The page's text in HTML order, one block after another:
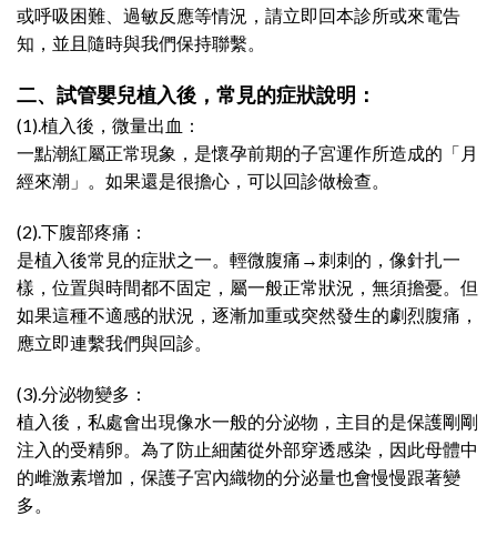
或呼吸困難、過敏反應等情況，請立即回本診所或來電告
知，並且隨時與我們保持聯繫。
二、試管嬰兒植入後，常見的症狀說明：
(1).植入後，微量出血：
一點潮紅屬正常現象，是懷孕前期的子宮運作所造成的「月
經來潮」。如果還是很擔心，可以回診做檢查。
(2).下腹部疼痛：
是植入後常見的症狀之一。輕微腹痛→刺刺的，像針扎一
樣，位置與時間都不固定，屬一般正常狀況，無須擔憂。但
如果這種不適感的狀況，逐漸加重或突然發生的劇烈腹痛，
應立即連繫我們與回診。
(3).分泌物變多：
植入後，私處會出現像水一般的分泌物，主目的是保護剛剛
注入的受精卵。為了防止細菌從外部穿透感染，因此母體中
的雌激素增加，保護子宮內織物的分泌量也會慢慢跟著變
多。